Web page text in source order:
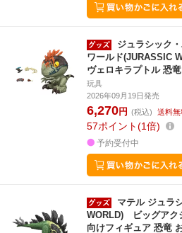
ジュラシック
ワールド(JURASSIC
ヴェロキラプトル 恐
玩具
2026年09月19日発売
6,270円 (税込) 送料無
57ポイント 1倍
予約受付中
マテル ジュラ
WORLD) ビッグアク
向けフィギュア 恐竜